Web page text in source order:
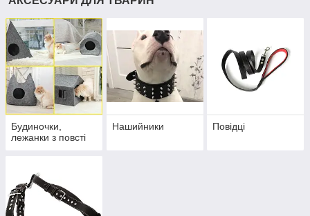
Будиночки,
лежанки з повсті
Нашийники Повідці